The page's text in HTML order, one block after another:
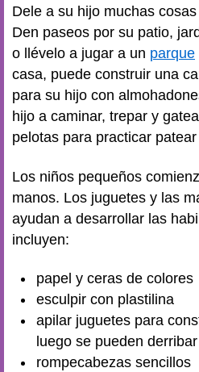
Dele a su hijo muchas
Den paseos por su patio,
o llévelo a jugar a un parque
casa, puede construir una
para su hijo con
hijo a caminar, trepar y
pelotas para practicar
Los niños pequeños
manos. Los juguetes y las
ayudan a desarrollar las
incluyen:
papel y ceras de colores
esculpir con plastilina
apilar juguetes para
luego se pueden derribar
rompecabezas sencillos